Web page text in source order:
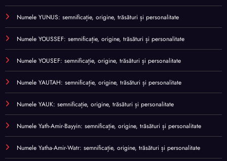
Numele YUNUS: semnificație, origine, trăsături și personalitate
Numele YOUSSEF: semnificație, origine, trăsături și personalitate
Numele YOUSEF: semnificație, origine, trăsături și personalitate
Numele YAUTAH: semnificație, origine, trăsături și personalitate
Numele YAUK: semnificație, origine, trăsături și personalitate
Numele Yath-Amir-Bayyin: semnificație, origine, trăsături și personalitate
Numele Yatha-Amir-Watr: semnificație, origine, trăsături și personalitate